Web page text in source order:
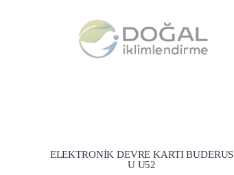
ELEKTRONİK DEVRE KARTI BUDERUS
U U52